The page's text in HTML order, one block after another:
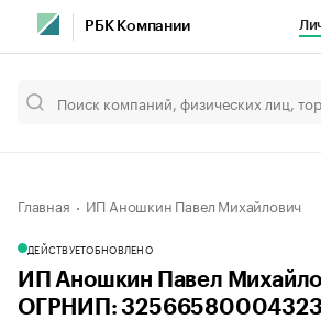
РБК Компании
Главная ИП Аношкин Павел Михайлович
ДЕЙСТВУЕТОБНОВЛЕНО
ИП Аношкин Павел
ОГРНИП: